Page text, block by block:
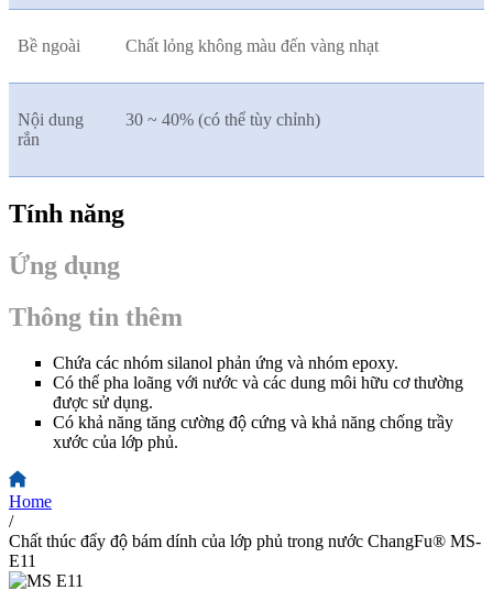
Bề ngoài Chất lỏng không màu đến vàng nhạt
Nội dung
rắn
30 ~ 40% (có thể tùy chỉnh)
Tính năng
Ứng dụng
Thông tin thêm
Chứa các nhóm silanol phản ứng và nhóm epoxy.
Có thể pha loãng với nước và các dung môi hữu cơ thường
được sử dụng.
Có khả năng tăng cường độ cứng và khả năng chống trầy
xước của lớp phủ.
Home
/
Chất thúc đẩy độ bám dính của lớp phủ trong nước ChangFu® MS-
E11